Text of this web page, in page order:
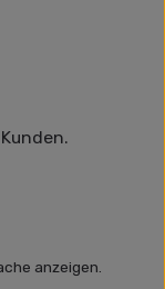
5 Sternen
anzeigen.